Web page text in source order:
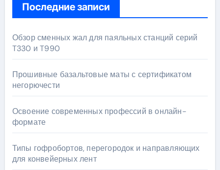
Последние записи
Обзор сменных жал для паяльных станций серий
T330 и T990
Прошивные базальтовые маты с сертификатом
негорючести
Освоение современных профессий в онлайн-
формате
Типы гофробортов, перегородок и направляющих
для конвейерных лент